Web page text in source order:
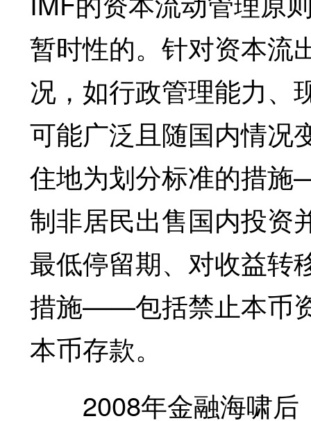
暂时性的。针对资本流
况，如行政管理能力、
可能广泛且随国内情况
住地为划分标准的措
制非居民出售国内投资
最低停留期、对收益转
措施——包括禁止本币
本币存款。
2008年金融海啸后